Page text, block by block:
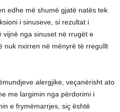
edhe më shumë gjatë natës tek
i sinuseve, si rezultat i
vijnë nga sinuset në rrugët e
nuk nxirren në mënyrë të rregullt
alergjike, veçanërisht ato
me largimin nga përdorimi i
e frymëmarrjes, siç është